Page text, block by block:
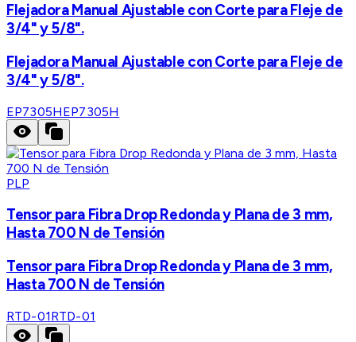
Flejadora Manual Ajustable con Corte para Fleje de
3/4" y 5/8".
Flejadora Manual Ajustable con Corte para Fleje de
3/4" y 5/8".
EP7305HEP7305H
PLP
Tensor para Fibra Drop Redonda y Plana de 3 mm,
Hasta 700 N de Tensión
Tensor para Fibra Drop Redonda y Plana de 3 mm,
Hasta 700 N de Tensión
RTD-01RTD-01